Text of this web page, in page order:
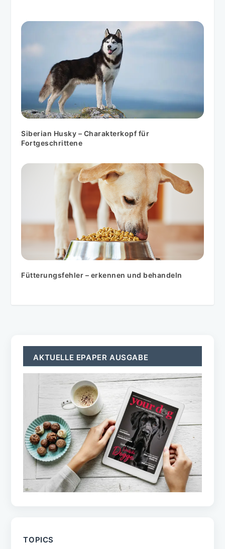
Siberian Husky – Charakterkopf für
Fortgeschrittene
Fütterungsfehler – erkennen und behandeln
AKTUELLE EPAPER AUSGABE
TOPICS